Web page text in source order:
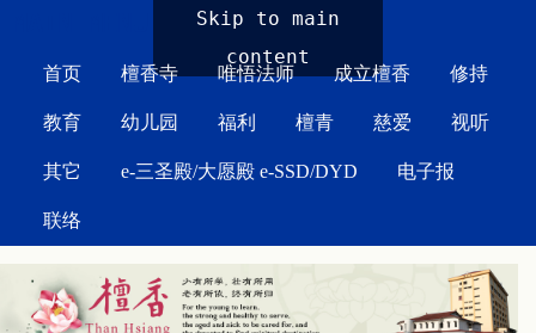
Skip to main
content
首页 檀香寺 唯悟法师 成立檀香 修持
教育 幼儿园 福利 檀青 慈爱 视听
其它 e-三圣殿/大愿殿 e-SSD/DYD 电子报
联络